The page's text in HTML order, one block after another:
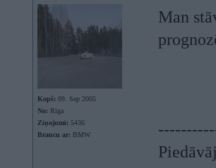
Kopš: 09. Sep 2005
No: Rīga
Ziņojumi: 5436
Braucu ar: BMW
Man